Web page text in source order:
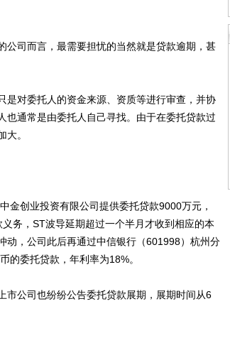
司而言，最需要担忧的当然就是贷款逾期，甚
对委托人的资金来源、资质等进行审查，并协
也通常是由委托人自己寻找。由于在委托贷款过
。
创业投资有限公司提供委托贷款9000万元，
务，ST波导延期超过一个半月才收到相应的本
动，公司此后再通过中信银行（601998）杭州分
的委托贷款，年利率为18%。
公司也纷纷公告委托贷款展期，展期时间从6